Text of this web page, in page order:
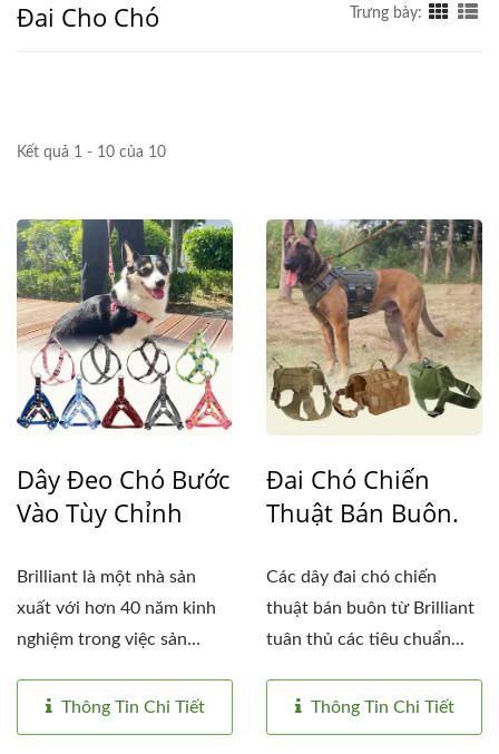
Đai Cho Chó Trưng bày:
Kết quả 1 - 10 của 10
Dây Đeo Chó Bước
Vào Tùy Chỉnh
Brilliant là một nhà sản
xuất với hơn 40 năm kinh
nghiệm trong việc sản
Thông Tin Chi Tiết
Đai Chó Chiến
Thuật Bán Buôn.
Các dây đai chó chiến
thuật bán buôn từ Brilliant
tuân thủ các tiêu chuẩn...
Thông Tin Chi Tiết